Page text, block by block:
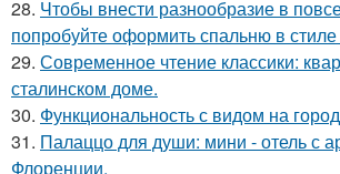
28. Чтобы внести разнообразие в
попробуйте оформить спальню в стиле
29. Современное чтение классики:
сталинском доме.
30. Функциональность с видом на
31. Палаццо для души: мини - отель с
Флоренции.